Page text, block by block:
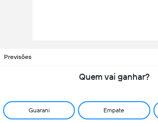
Previsões
Quem vai ganhar?
Guarani Empate